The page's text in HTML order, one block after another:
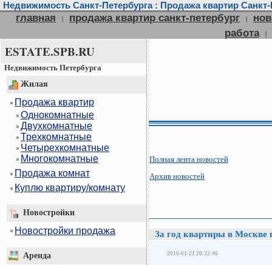
Недвижимость Санкт-Петербурга : Продажа квартир
главная | продажа квартир санкт-петербург |
работа
|
ESTATE.SPB.RU
Недвижимость Петербурга
Жилая
Продажа квартир
Однокомнатные
Двухкомнатные
Трехкомнатные
Четырехкомнатные
Многокомнатные
Продажа комнат
Куплю квартиру/комнату
Новостройки
Новостройки продажа
Аренда
Полная лента новостей
Архив новостей
За год квартиры в Москве
2010-01-21 20:32:46